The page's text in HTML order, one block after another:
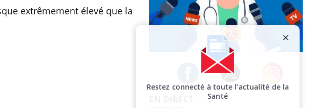
extrêmement élevé que la
Facebook Twitter Instagram
Restez connecté à toute l’actualité de la
Santé